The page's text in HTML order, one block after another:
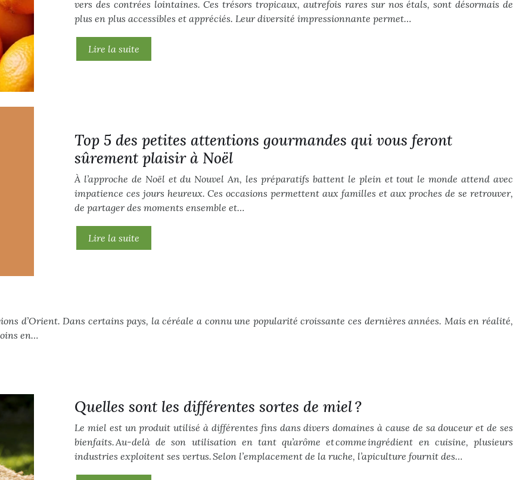
vers des contrées lointaines. Ces trésors tropicaux, autrefois rares sur nos étals, sont désormais de
plus en plus accessibles et appréciés. Leur diversité impressionnante permet…
Lire la suite
Top 5 des petites attentions gourmandes qui vous feront
sûrement plaisir à Noël
À l’approche de Noël et du Nouvel An, les préparatifs battent le plein et tout le monde attend avec
impatience ces jours heureux. Ces occasions permettent aux familles et aux proches de se retrouver,
de partager des moments ensemble et…
Lire la suite
d’Orient. Dans certains pays, la céréale a connu une popularité croissante ces dernières années. Mais en réalité,
en…
Quelles sont les différentes sortes de miel ?
Le miel est un produit utilisé à différentes fins dans divers domaines à cause de sa douceur et de ses
bienfaits. Au-delà de son utilisation en tant qu’arôme et comme ingrédient en cuisine, plusieurs
industries exploitent ses vertus. Selon l’emplacement de la ruche, l’apiculture fournit des…